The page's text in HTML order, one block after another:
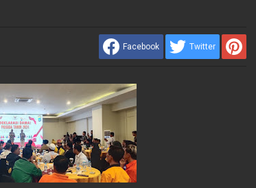
Facebook Twitter